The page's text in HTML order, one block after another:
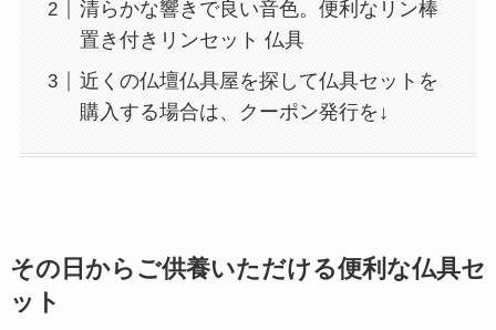
清らかな響きで良い音色。便利なリン棒
置き付きリンセット 仏具
近くの仏壇仏具屋を探して仏具セットを
購入する場合は、クーポン発行を↓
その日からご供養いただける便利な仏具セ
ット